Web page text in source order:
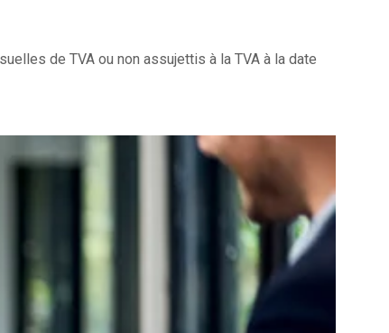
de TVA ou non assujettis à la TVA à la date